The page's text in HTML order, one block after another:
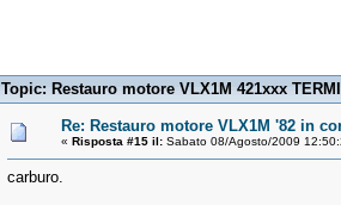
Topic: Restauro motore VLX1M 421xxx
Re: Restauro motore VLX1M '82 in
« Risposta #15 il: Sabato 08/Agosto/2009
carburo.